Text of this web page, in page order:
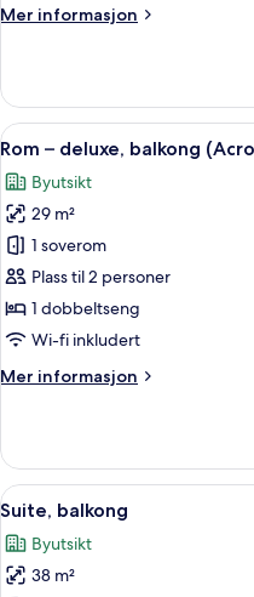
Mer informasjon
Mer
–
deluxe,
balkong
Åpne
alle
bildene
av
Rom
–
deluxe,
balkong
View)
5
Rom – deluxe, balkong
Byutsikt
29 m²
1 soverom
Plass til 2 personer
1 dobbeltseng
Wi-fi inkludert
Mer informasjon
Mer
–
deluxe,
balkong
View)
Åpne
alle
bildene
av
5
Suite, balkong
Byutsikt
38 m²